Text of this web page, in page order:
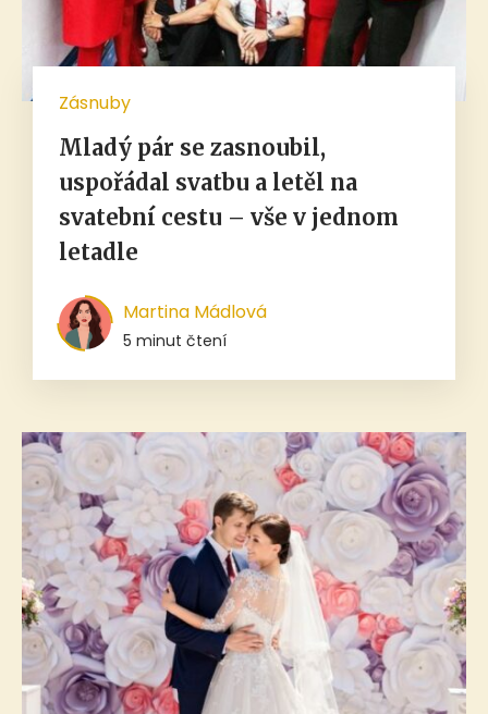
Zásnuby
Mladý pár se zasnoubil,
uspořádal svatbu a letěl na
svatební cestu – vše v jednom
letadle
Martina Mádlová
5 minut čtení